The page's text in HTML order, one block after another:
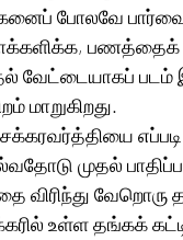
போலவே
பணத்தைக்
வேட்டையாகப்
மாறுகிறது.
முதல்
விரிந்து வேறொரு
உள்ள தங்கக்